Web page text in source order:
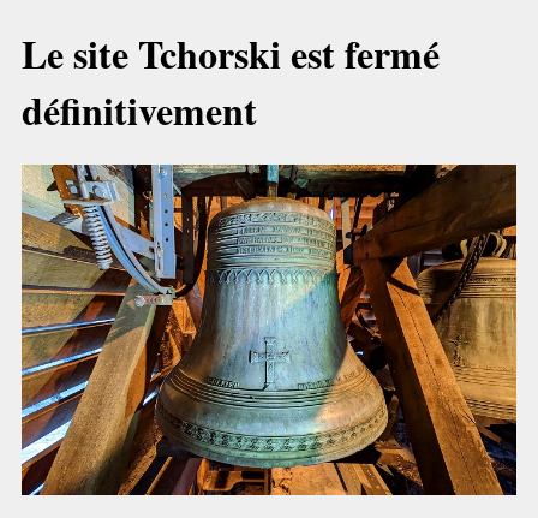
Le site Tchorski est fermé
définitivement